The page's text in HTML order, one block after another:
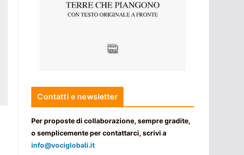
Contatti e newsletter
Per proposte di collaborazione, sempre gradite,
o semplicemente per contattarci, scrivi a
info@vociglobali.it